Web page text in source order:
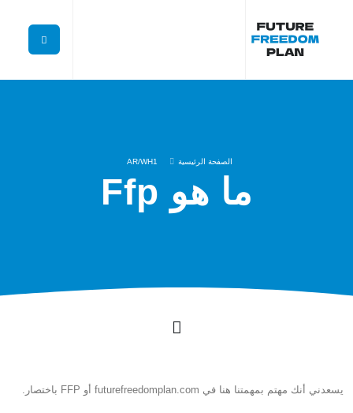
الصفحة الرئيسية AR/WH1
ما هو Ffp
يسعدني أنك مهتم بمهمتنا هنا في futurefreedomplan.com أو FFP باختصار.